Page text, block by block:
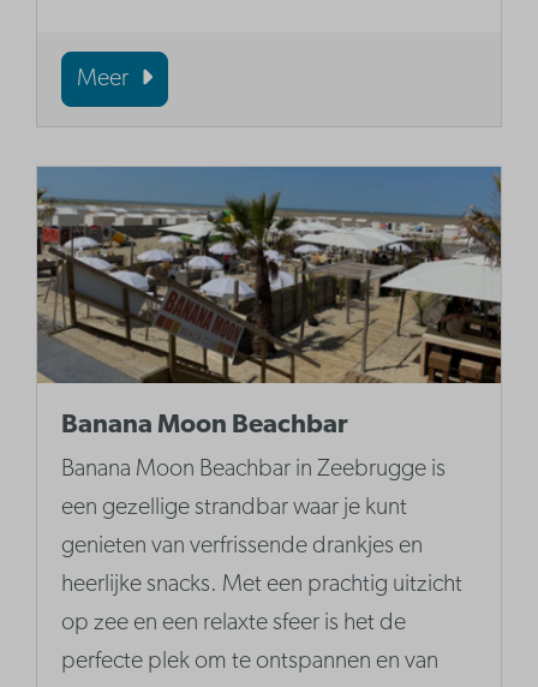
Meer
Banana Moon Beachbar
Banana Moon Beachbar in Zeebrugge is
een gezellige strandbar waar je kunt
genieten van verfrissende drankjes en
heerlijke snacks. Met een prachtig uitzicht
op zee en een relaxte sfeer is het de
perfecte plek om te ontspannen en van